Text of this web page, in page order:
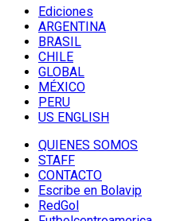
Ediciones
ARGENTINA
BRASIL
CHILE
GLOBAL
MÉXICO
PERU
US ENGLISH
QUIENES SOMOS
STAFF
CONTACTO
Escribe en Bolavip
RedGol